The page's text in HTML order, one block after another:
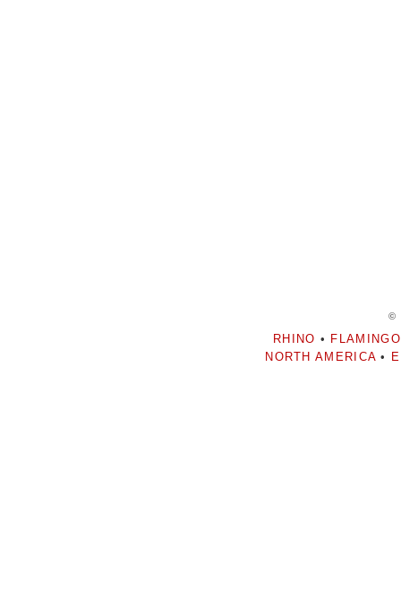
©
RHINO • FLAMINGO
NORTH AMERICA •